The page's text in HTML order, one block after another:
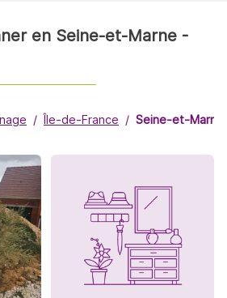
en Seine-et-Marne -
Île-de-France Seine-et-Marne